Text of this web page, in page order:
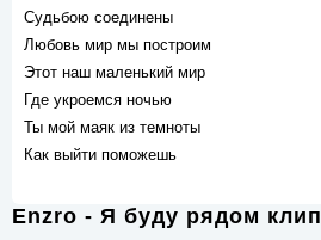
Судьбою соединены
Любовь мир мы построим
Этот наш маленький мир
Где укроемся ночью
Ты мой маяк из темноты
Как выйти поможешь
Enzro - Я буду рядом клип